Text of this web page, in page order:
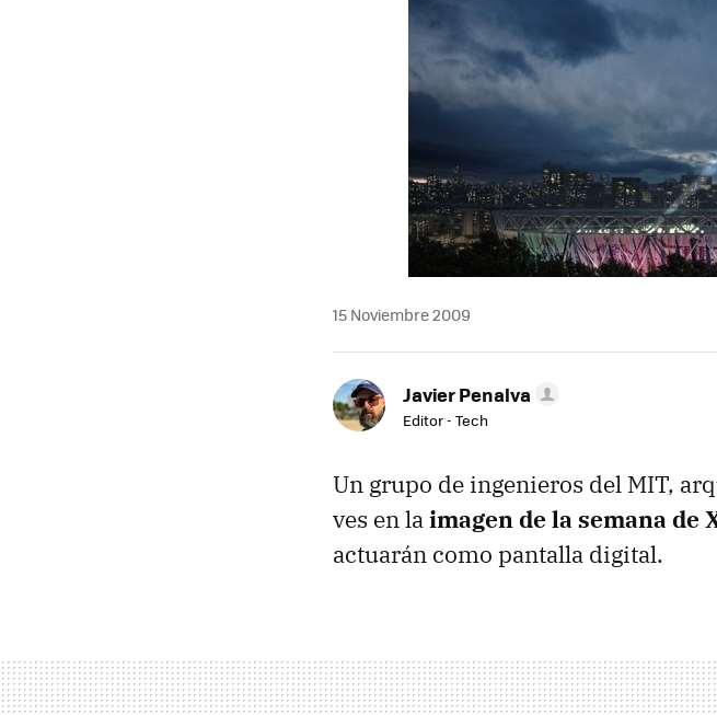
15 Noviembre 2009
Javier Penalva
Editor - Tech
Un grupo de ingenieros del MIT,
ves en laimagen de la semana de
actuarán como pantalla digital.